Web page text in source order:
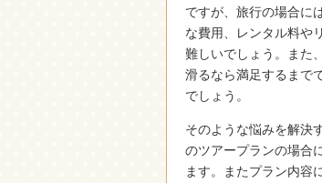
ですが、旅行の場合に
な費用、レンタル料や
難しいでしょう。また
滑るなら満足するまで
でしょう。
そのような悩みを解決
のツアープランの場合
ます。またプラン内容